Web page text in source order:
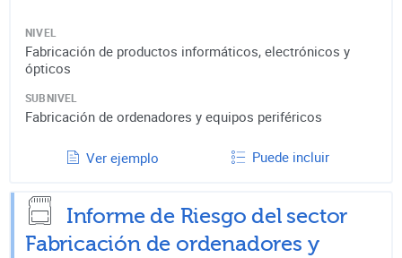
NIVEL
Fabricación de productos informáticos, electrónicos y
ópticos
SUBNIVEL
Fabricación de ordenadores y equipos periféricos
Ver ejemplo Puede incluir
Informe de Riesgo del sector
Fabricación de ordenadores y